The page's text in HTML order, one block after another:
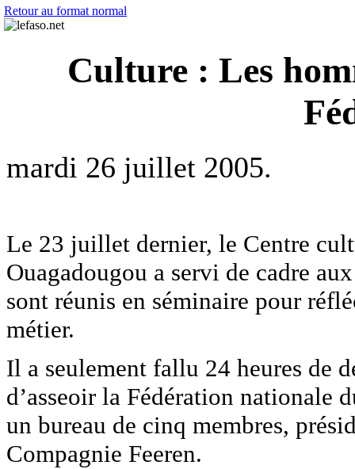
Retour au format normal
Culture : Les
mardi 26 juillet 2005.
Le 23 juillet dernier, le Centre
Ouagadougou a servi de cadre
sont réunis en séminaire pour
métier.
Il a seulement fallu 24 heures de
d’asseoir la Fédération nationale
un bureau de cinq membres,
Compagnie Feeren.